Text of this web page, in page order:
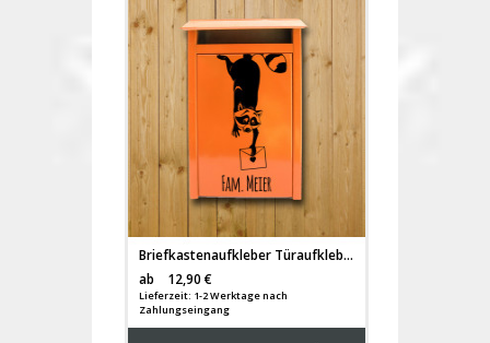
Briefkastenaufkleber Türaufkleber Waschbär mit Brief und Namen M1966
ab
12,90 €
Lieferzeit: 1-2 Werktage nach
Zahlungseingang